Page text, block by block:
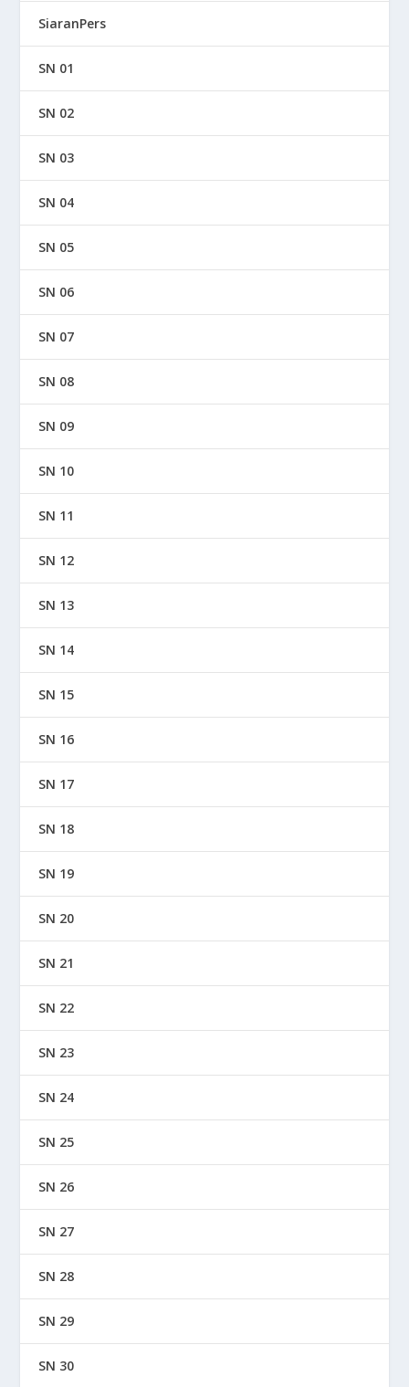
SiaranPers
SN 01
SN 02
SN 03
SN 04
SN 05
SN 06
SN 07
SN 08
SN 09
SN 10
SN 11
SN 12
SN 13
SN 14
SN 15
SN 16
SN 17
SN 18
SN 19
SN 20
SN 21
SN 22
SN 23
SN 24
SN 25
SN 26
SN 27
SN 28
SN 29
SN 30